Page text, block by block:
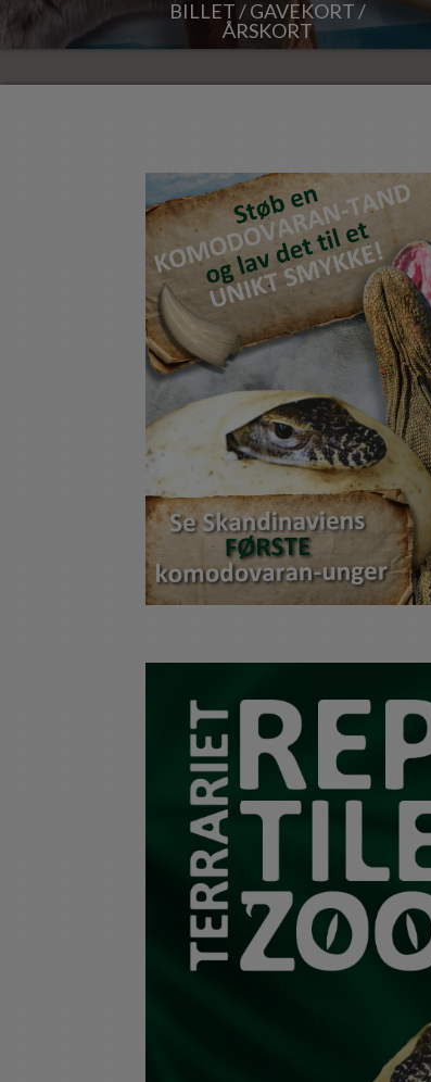
BILLET / GAVEKORT /
ÅRSKORT